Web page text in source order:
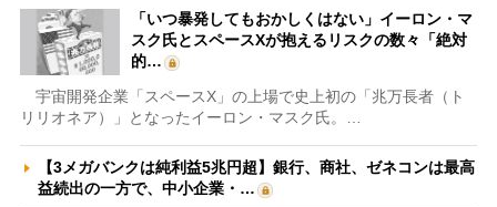
「いつ暴発してもおかしくはない」イーロン・マ
スク氏とスペースXが抱えるリスクの数々「絶対
的…
宇宙開発企業「スペースX」の上場で史上初の「兆万長者（ト
リリオネア）」となったイーロン・マスク氏。…
【3メガバンクは純利益5兆円超】銀行、商社、ゼネコンは最高
益続出の一方で、中小企業・…